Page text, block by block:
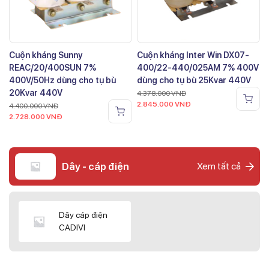
Cuộn kháng Sunny
REAC/20/400SUN 7%
400V/50Hz dùng cho tụ bù
20Kvar 440V
4.400.000VNĐ
2.728.000 VNĐ
Cuộn kháng Inter Win DX07-
400/22-440/025AM 7% 400V
dùng cho tụ bù 25Kvar 440V
4.378.000VNĐ
2.845.000 VNĐ
Dây - cáp điện Xem tất cả
Dây cáp điện
CADIVI